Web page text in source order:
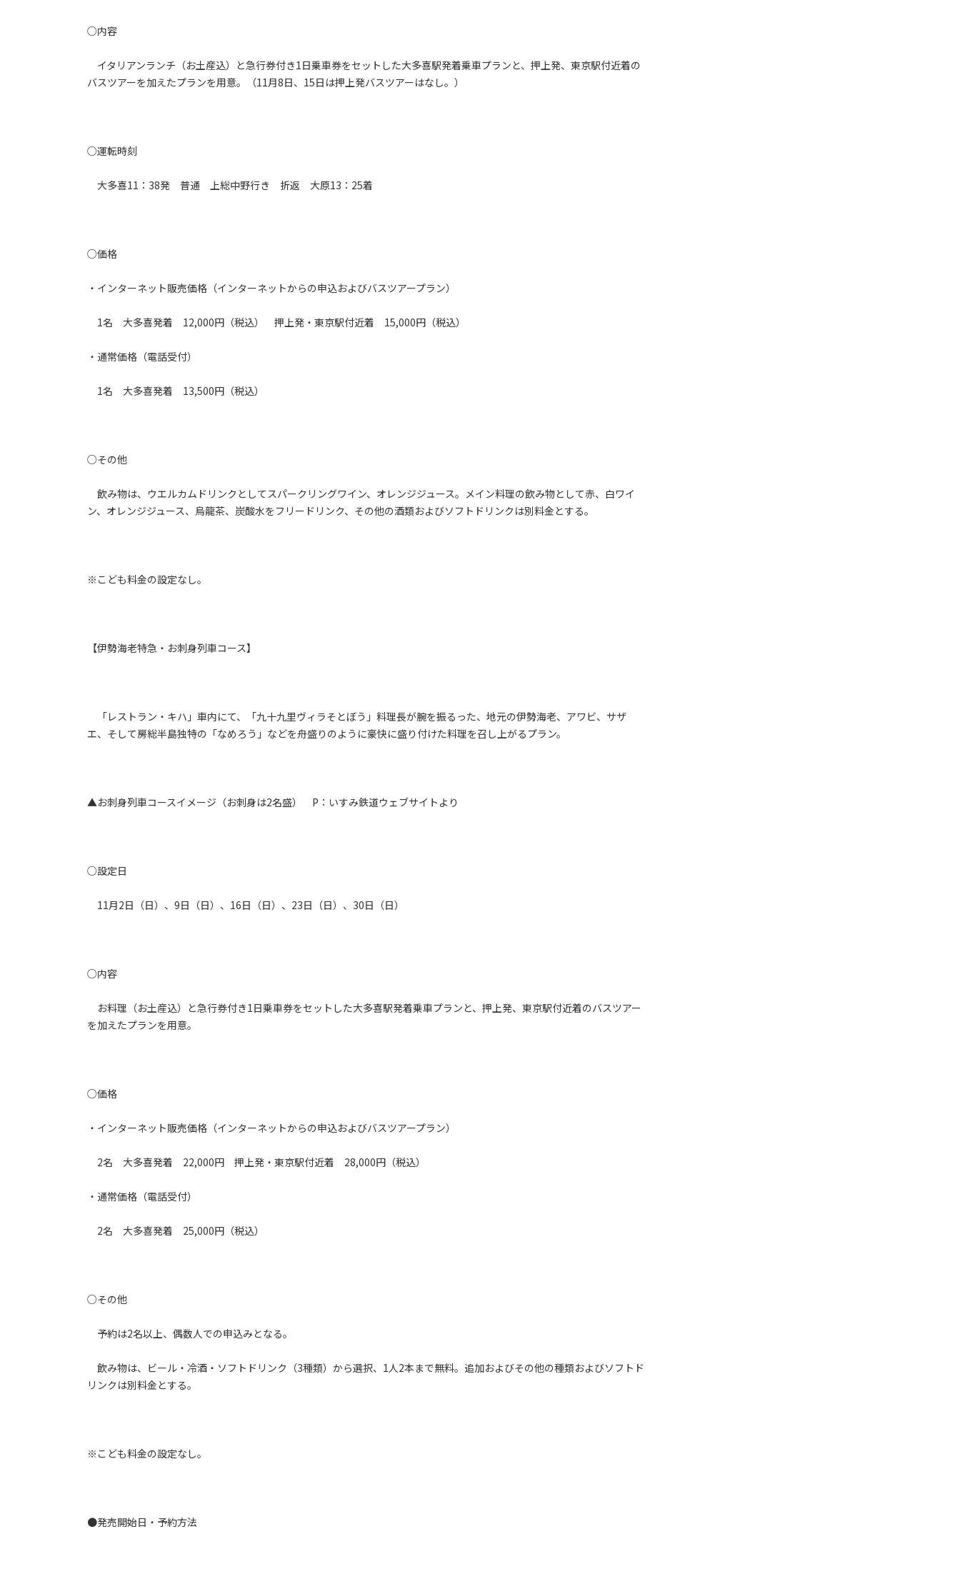
○内容
イタリアンランチ（お土産込）と急行券付き1日乗車券をセットした大多喜駅発着乗車プランと、押上発、東京駅付近着の
バスツアーを加えたプランを用意。（11月8日、15日は押上発バスツアーはなし。）
○運転時刻
大多喜11：38発 普通 上総中野行き 折返 大原13：25着
○価格
・インターネット販売価格（インターネットからの申込およびバスツアープラン）
1名 大多喜発着 12,000円（税込） 押上発・東京駅付近着 15,000円（税込）
・通常価格（電話受付）
1名 大多喜発着 13,500円（税込）
○その他
飲み物は、ウエルカムドリンクとしてスパークリングワイン、オレンジジュース。メイン料理の飲み物として赤、白ワイ
ン、オレンジジュース、烏龍茶、炭酸水をフリードリンク、その他の酒類およびソフトドリンクは別料金とする。
※こども料金の設定なし。
【伊勢海老特急・お刺身列車コース】
「レストラン・キハ」車内にて、「九十九里ヴィラそとぼう」料理長が腕を振るった、地元の伊勢海老、アワビ、サザ
エ、そして房総半島独特の「なめろう」などを舟盛りのように豪快に盛り付けた料理を召し上がるプラン。
▲お刺身列車コースイメージ（お刺身は2名盛） P：いすみ鉄道ウェブサイトより
○設定日
11月2日（日）、9日（日）、16日（日）、23日（日）、30日（日）
○内容
お料理（お土産込）と急行券付き1日乗車券をセットした大多喜駅発着乗車プランと、押上発、東京駅付近着のバスツアー
を加えたプランを用意。
○価格
・インターネット販売価格（インターネットからの申込およびバスツアープラン）
2名 大多喜発着 22,000円 押上発・東京駅付近着 28,000円（税込）
・通常価格（電話受付）
2名 大多喜発着 25,000円（税込）
○その他
予約は2名以上、偶数人での申込みとなる。
飲み物は、ビール・冷酒・ソフトドリンク（3種類）から選択、1人2本まで無料。追加およびその他の種類およびソフトド
リンクは別料金とする。
※こども料金の設定なし。
●発売開始日・予約方法